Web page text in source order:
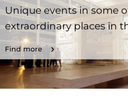
Unique events in some
extraordinary places in
Find more